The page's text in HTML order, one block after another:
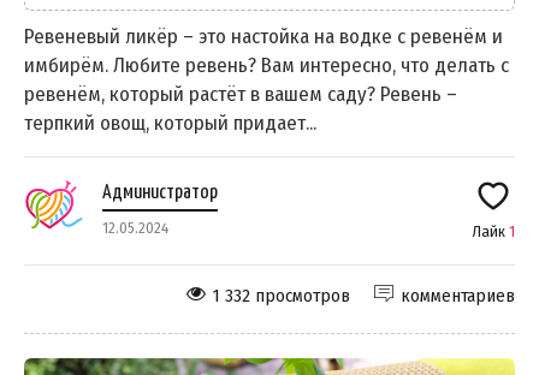
Ревеневый ликёр – это настойка на водке с ревенём и
имбирём. Любите ревень? Вам интересно, что делать с
ревенём, который растёт в вашем саду? Ревень –
терпкий овощ, который придает...
Администратор
12.05.2024 Лайк 1
комментариев
1 332 просмотров